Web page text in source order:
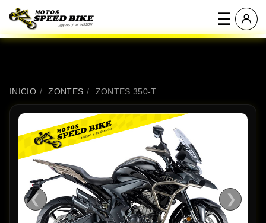
☰
INICIO / ZONTES / ZONTES 350-T
❮ ❯